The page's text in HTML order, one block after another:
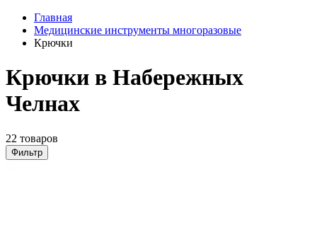
Главная
Медицинские инструменты многоразовые
Крючки
Крючки в Набережных
Челнах
22 товаров
Фильтр